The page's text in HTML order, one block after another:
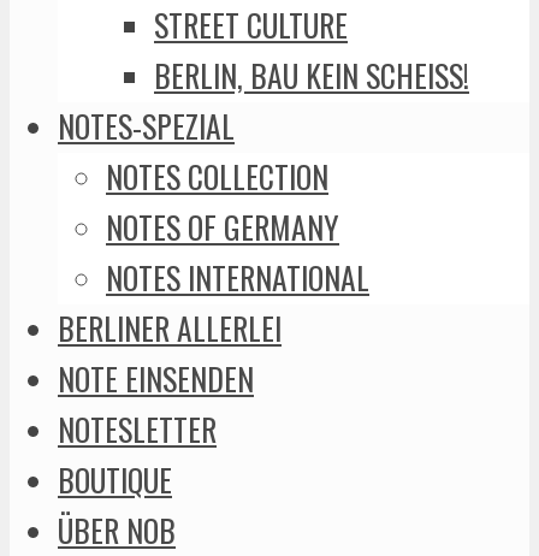
STREET CULTURE
BERLIN, BAU KEIN SCHEISS!
NOTES-SPEZIAL
NOTES COLLECTION
NOTES OF GERMANY
NOTES INTERNATIONAL
BERLINER ALLERLEI
NOTE EINSENDEN
NOTESLETTER
BOUTIQUE
ÜBER NOB